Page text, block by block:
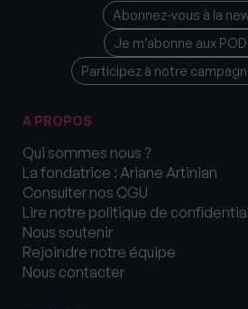
Abonnez-vous à la
Je m’abonne aux
Participez à notre
A PROPOS
Qui sommes nous ?
La fondatrice : Ariane Artinian
Consulter nos CGU
Lire notre politique de
Nous soutenir
Rejoindre notre équipe
Nous contacter